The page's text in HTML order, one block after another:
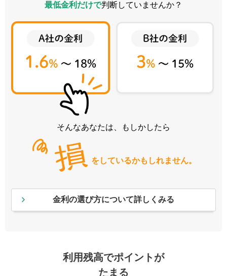
最低金利だけで判断していませんか？
そんなあなたは、もしかしたら
をしているかもしれません。
金利の選び方について詳しくみる
利用残高でポイントが
たまる